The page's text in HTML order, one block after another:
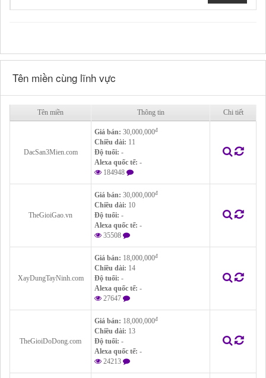
Tên miền cùng lĩnh vực
Tên miền Thông tin Chi tiết
DacSan3Mien.com
Giá bán: 30,000,000đ
Chiều dài: 11
Độ tuổi: -
Alexa quốc tế: -
184948
TheGioiGao.vn
Giá bán: 30,000,000đ
Chiều dài: 10
Độ tuổi: -
Alexa quốc tế: -
35508
XayDungTayNinh.com
Giá bán: 18,000,000đ
Chiều dài: 14
Độ tuổi: -
Alexa quốc tế: -
27647
TheGioiDoDong.com
Giá bán: 18,000,000đ
Chiều dài: 13
Độ tuổi: -
Alexa quốc tế: -
24213